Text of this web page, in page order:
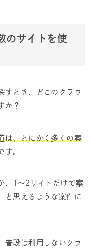
のサイトを使
すとき、どこのクラウ
か？
は、とにかく多くの案
す。
、1～2サイトだけで案
と思えるような案件に
普段は利用しないクラ